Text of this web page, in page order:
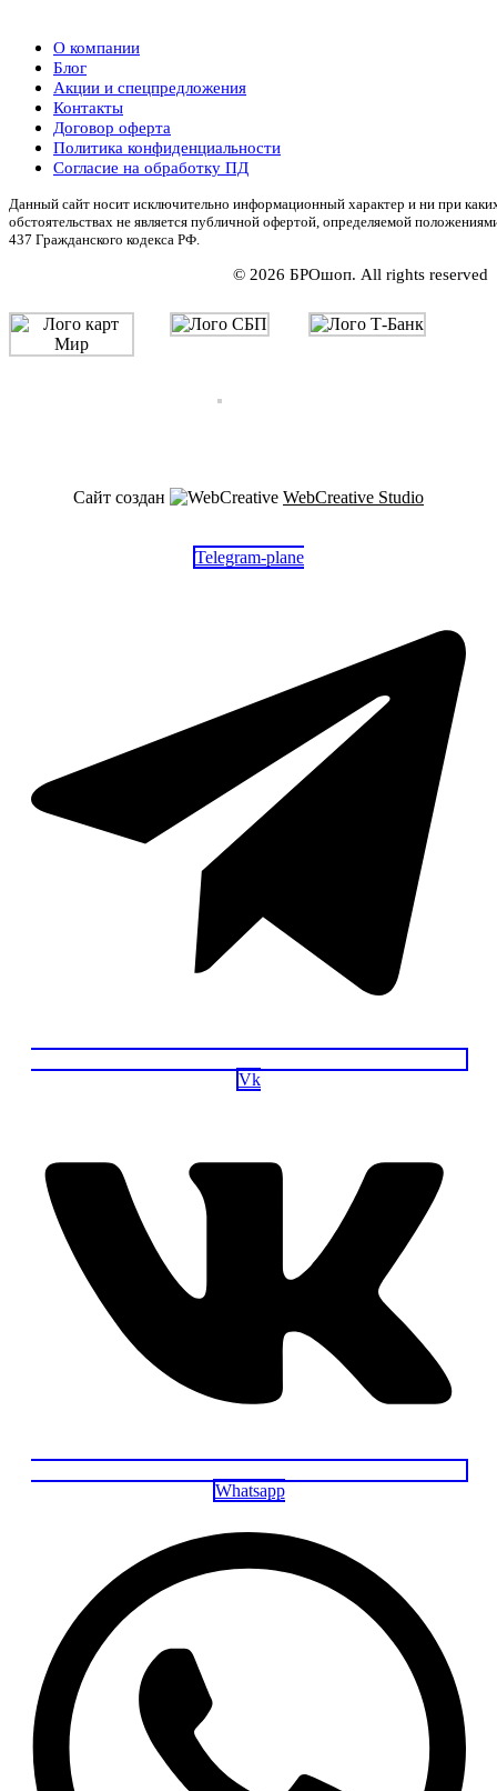
О компании
Блог
Акции и спецпредложения
Контакты
Договор оферта
Политика конфиденциальности
Согласие на обработку ПД
Данный сайт носит исключительно информационный характер и ни при
обстоятельствах не является публичной офертой, определяемой
437 Гражданского кодекса РФ.
© 2026 БРОшоп. All rights reserved
Сайт создан WebCreative Studio
Telegram-plane
Vk
Whatsapp